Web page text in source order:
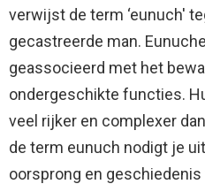
verwijst de term ‘eunuch'
gecastreerde man.
geassocieerd met het
ondergeschikte functies.
veel rijker en complexer
de term eunuch nodigt je
oorsprong en